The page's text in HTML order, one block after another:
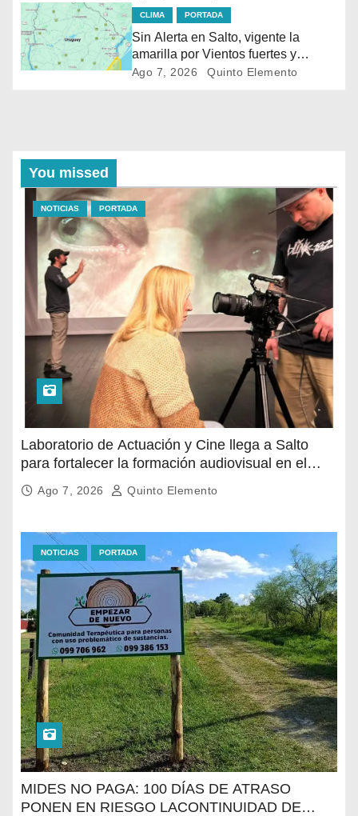
TRATAMIENTO PARA LA
POBLACIÓN MÁSVULNERABLE
DE SALTO
CLIMA PORTADA
Sin Alerta en Salto, vigente la
amarilla por Vientos fuertes y
persistentes en el sur
Ago 7, 2026 Quinto Elemento
You missed
NOTICIAS PORTADA
Laboratorio de Actuación y Cine llega a Salto
para fortalecer la formación audiovisual en el
norte del país
Ago 7, 2026 Quinto Elemento
NOTICIAS PORTADA
MIDES NO PAGA: 100 DÍAS DE ATRASO
PONEN EN RIESGO LACONTINUIDAD DE